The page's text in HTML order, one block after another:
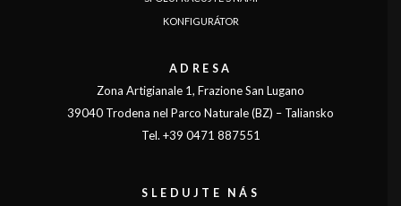
KONFIGURÁTOR
ADRESA
Zona Artigianale 1, Frazione San Lugano
39040 Trodena nel Parco Naturale (BZ) – Taliansko
Tel. +39 0471 887551
SLEDUJTE NÁS